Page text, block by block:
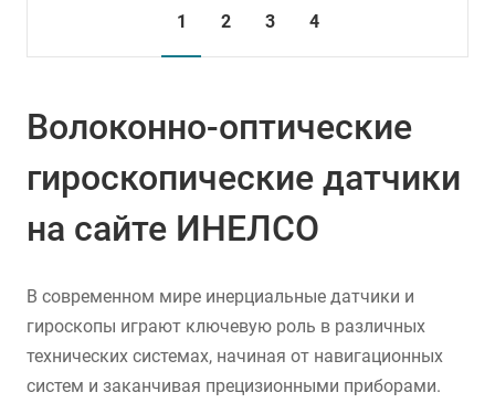
1 2 3 4
Волоконно-оптические
гироскопические датчики
на сайте ИНЕЛСО
В современном мире инерциальные датчики и
гироскопы играют ключевую роль в различных
технических системах, начиная от навигационных
систем и заканчивая прецизионными приборами.